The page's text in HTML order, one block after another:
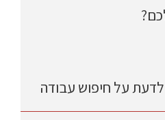
על חיפוש עבודה